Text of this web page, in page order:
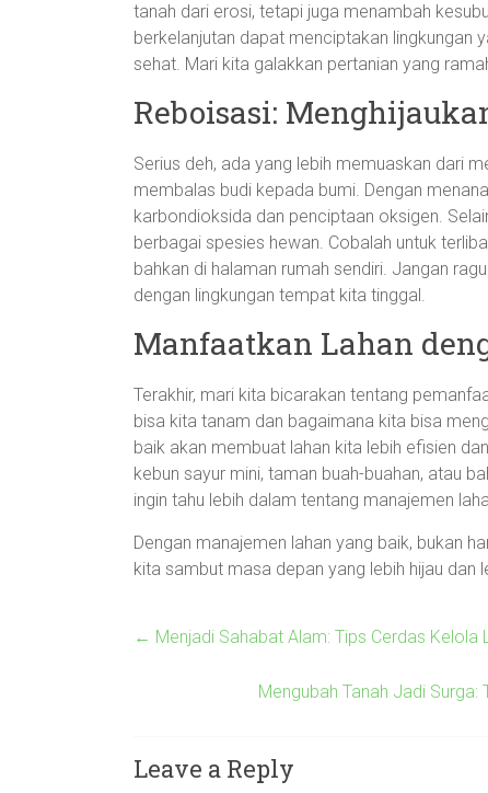
tanah dari erosi, tetapi juga menambah
berkelanjutan dapat menciptakan lingkungan
sehat. Mari kita galakkan pertanian yang
Reboisasi:
Serius deh, ada yang lebih memuaskan dari
membalas budi kepada bumi. Dengan
karbondioksida dan penciptaan oksigen.
berbagai spesies hewan. Cobalah untuk
bahkan di halaman rumah sendiri. Jangan
dengan lingkungan tempat kita tinggal.
Manfaatkan Lahan
Terakhir, mari kita bicarakan tentang
bisa kita tanam dan bagaimana kita bisa
baik akan membuat lahan kita lebih efisien
kebun sayur mini, taman buah-buahan, atau
ingin tahu lebih dalam tentang manajemen
Dengan manajemen lahan yang baik, bukan
kita sambut masa depan yang lebih hijau dan
← Menjadi Sahabat Alam: Tips Cerdas Kelola
Mengubah Tanah Jadi Surga:
Leave a Reply